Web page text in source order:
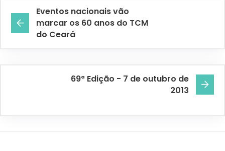
Eventos nacionais vão
marcar os 60 anos do TCM
do Ceará
69ª Edição - 7 de outubro de
2013